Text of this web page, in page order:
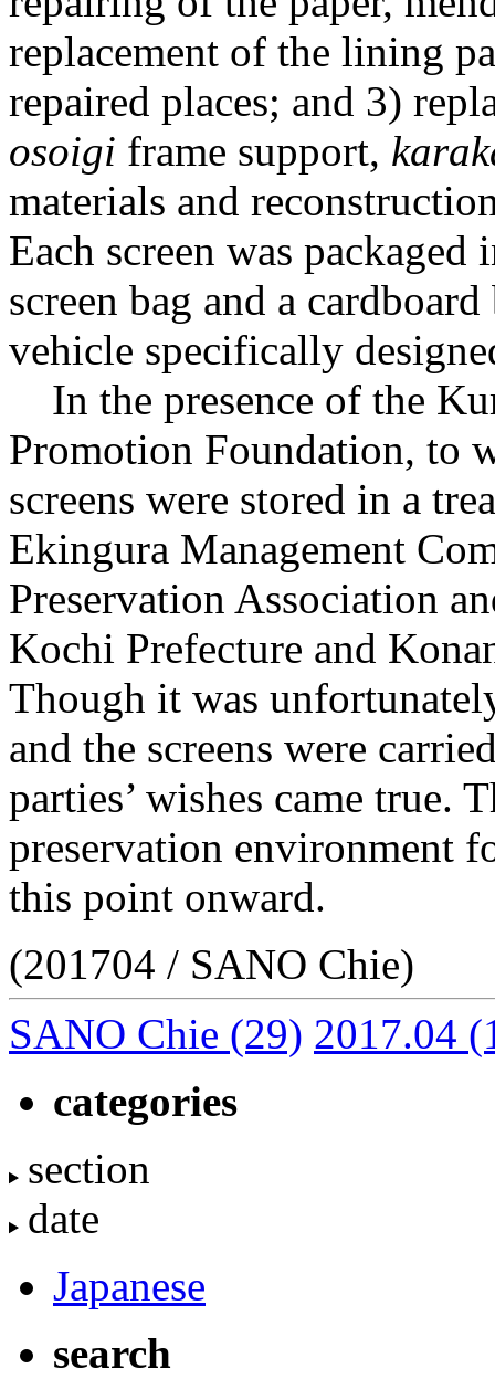
replacement of the lining
repaired places; and 3)
osoigi frame support,
materials and
Each screen was
screen bag and a
vehicle specifically
In the presence of the
Promotion Foundation, to
screens were stored in a
Ekingura Management
Preservation Association
Kochi Prefecture and
Though it was
and the screens were
parties’ wishes came true.
preservation environment
this point onward.
(201704 / SANO Chie)
SANO Chie (29) 2017.04
categories
section
date
Japanese
search